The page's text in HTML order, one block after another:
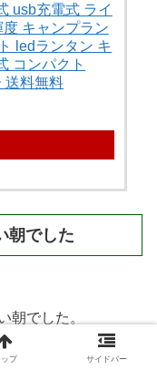
usb充電式 ライ
度 キャンプラン
ledランタン キ
コンパクト
送料無料
朝でした
朝でした。
旅先の車内で目覚め
ップ サイドバー